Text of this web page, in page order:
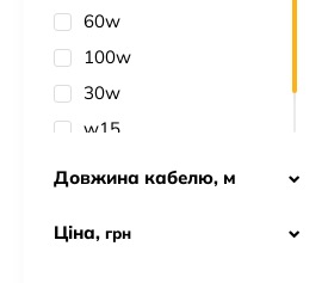
60w
100w
30w
w15
Довжина кабелю, м
Ціна, грн